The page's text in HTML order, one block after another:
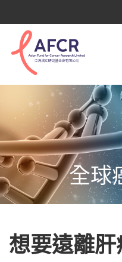
全球
想要遠離